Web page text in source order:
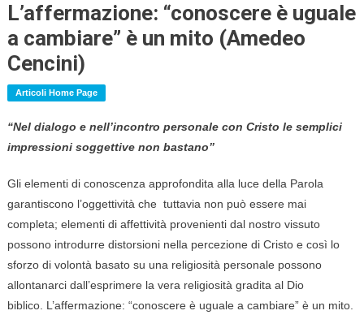
L’affermazione: “conoscere è uguale
a cambiare” è un mito (Amedeo
Cencini)
Articoli Home Page
“Nel dialogo e nell’incontro personale con Cristo le semplici
impressioni soggettive non bastano”
Gli elementi di conoscenza approfondita alla luce della Parola
garantiscono l’oggettività che tuttavia non può essere mai
completa; elementi di affettività provenienti dal nostro vissuto
possono introdurre distorsioni nella percezione di Cristo e così lo
sforzo di volontà basato su una religiosità personale possono
allontanarci dall’esprimere la vera religiosità gradita al Dio
biblico. L’affermazione: “conoscere è uguale a cambiare” è un mito.